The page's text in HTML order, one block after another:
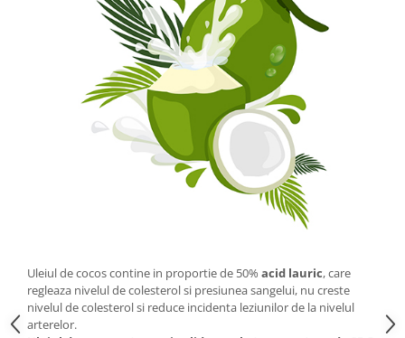
Uleiul de cocos contine in proportie de 50% acid lauric, care
regleaza nivelul de colesterol si presiunea sangelui, nu creste
nivelul de colesterol si reduce incidenta leziunilor de la nivelul
arterelor.